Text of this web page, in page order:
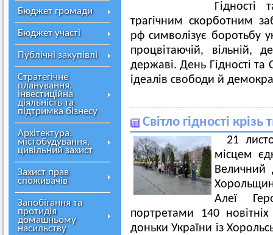
Бюджет громади
Бюджет участі
Публічні закупівлі
Стратегічне
планування,
інвестиційна
діяльність та
підтримка бізнесу
Архітектура,
містобудування,
цивільний захист
Захист прав
споживачів
Запобігання та
протидія
домашньому
насильству
трагічним скорботним
рф символізує боротьбу
процвітаючій, вільній,
державі. День Гідності
ідеалів свободи й
Світло гідності крізь
21
місцем
Величний
Алеї
портретами 140
доньки України із